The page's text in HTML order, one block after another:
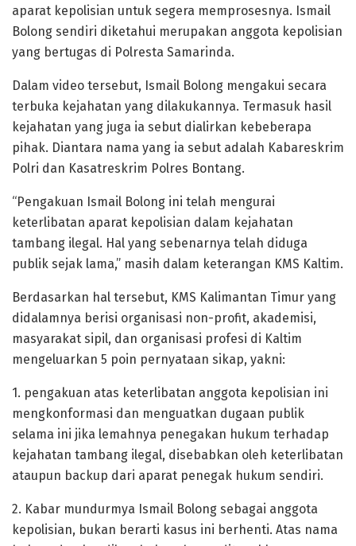
aparat kepolisian untuk segera memprosesnya. Ismail
Bolong sendiri diketahui merupakan anggota kepolisian
yang bertugas di Polresta Samarinda.
Dalam video tersebut, Ismail Bolong mengakui secara
terbuka kejahatan yang dilakukannya. Termasuk hasil
kejahatan yang juga ia sebut dialirkan kebeberapa
pihak. Diantara nama yang ia sebut adalah Kabareskrim
Polri dan Kasatreskrim Polres Bontang.
“Pengakuan Ismail Bolong ini telah mengurai
keterlibatan aparat kepolisian dalam kejahatan
tambang ilegal. Hal yang sebenarnya telah diduga
publik sejak lama,” masih dalam keterangan KMS Kaltim.
Berdasarkan hal tersebut, KMS Kalimantan Timur yang
didalamnya berisi organisasi non-profit, akademisi,
masyarakat sipil, dan organisasi profesi di Kaltim
mengeluarkan 5 poin pernyataan sikap, yakni:
1. pengakuan atas keterlibatan anggota kepolisian ini
mengkonformasi dan menguatkan dugaan publik
selama ini jika lemahnya penegakan hukum terhadap
kejahatan tambang ilegal, disebabkan oleh keterlibatan
ataupun backup dari aparat penegak hukum sendiri.
2. Kabar mundurmya Ismail Bolong sebagai anggota
kepolisian, bukan berarti kasus ini berhenti. Atas nama